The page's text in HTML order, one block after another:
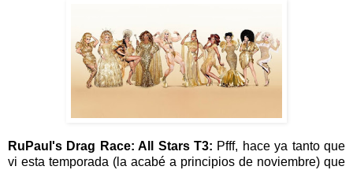
RuPaul's Drag Race: All Stars T3: Pfff, hace ya tanto que
vi esta temporada (la acabé a principios de noviembre) que